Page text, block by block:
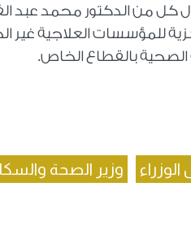
من الدكتور محمد عبد
للمؤسسات العلاجية غير
بالقطاع الخاص.
وزير الصحة